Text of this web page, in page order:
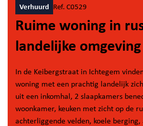
Verhuurd Ref. C0529
Ruime woning in
landelijke omgeving
In de Keibergstraat in Ichtegem
woning met een prachtig landelijk
uit een inkomhal, 2 slaapkamers
woonkamer, keuken met zicht op de
achterliggende velden, koele